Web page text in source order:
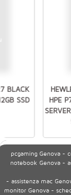
BLACK
SSD
HPE
pcgaming Genova -
notebook Genova -
- assistenza mac
monitor Genova -